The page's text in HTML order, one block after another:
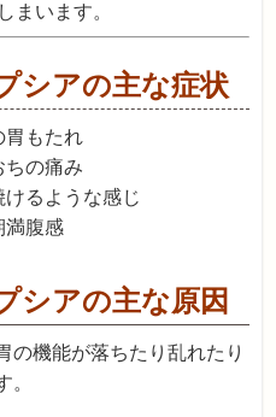
まいます。
シアの主な症状
胃もたれ
ちの痛み
るような感じ
満腹感
シアの主な原因
の機能が落ちたり乱れたり
。